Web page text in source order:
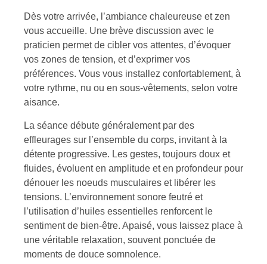
Dès votre arrivée, l’ambiance chaleureuse et zen
vous accueille. Une brève discussion avec le
praticien permet de cibler vos attentes, d’évoquer
vos zones de tension, et d’exprimer vos
préférences. Vous vous installez confortablement, à
votre rythme, nu ou en sous-vêtements, selon votre
aisance.
La séance débute généralement par des
effleurages sur l’ensemble du corps, invitant à la
détente progressive. Les gestes, toujours doux et
fluides, évoluent en amplitude et en profondeur pour
dénouer les noeuds musculaires et libérer les
tensions. L’environnement sonore feutré et
l’utilisation d’huiles essentielles renforcent le
sentiment de bien-être. Apaisé, vous laissez place à
une véritable relaxation, souvent ponctuée de
moments de douce somnolence.